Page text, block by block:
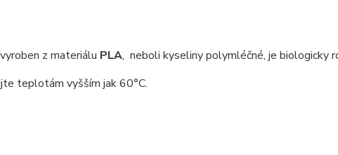
z materiálu PLA, neboli kyseliny polymléčné, je biologicky
teplotám vyšším jak 60°C.